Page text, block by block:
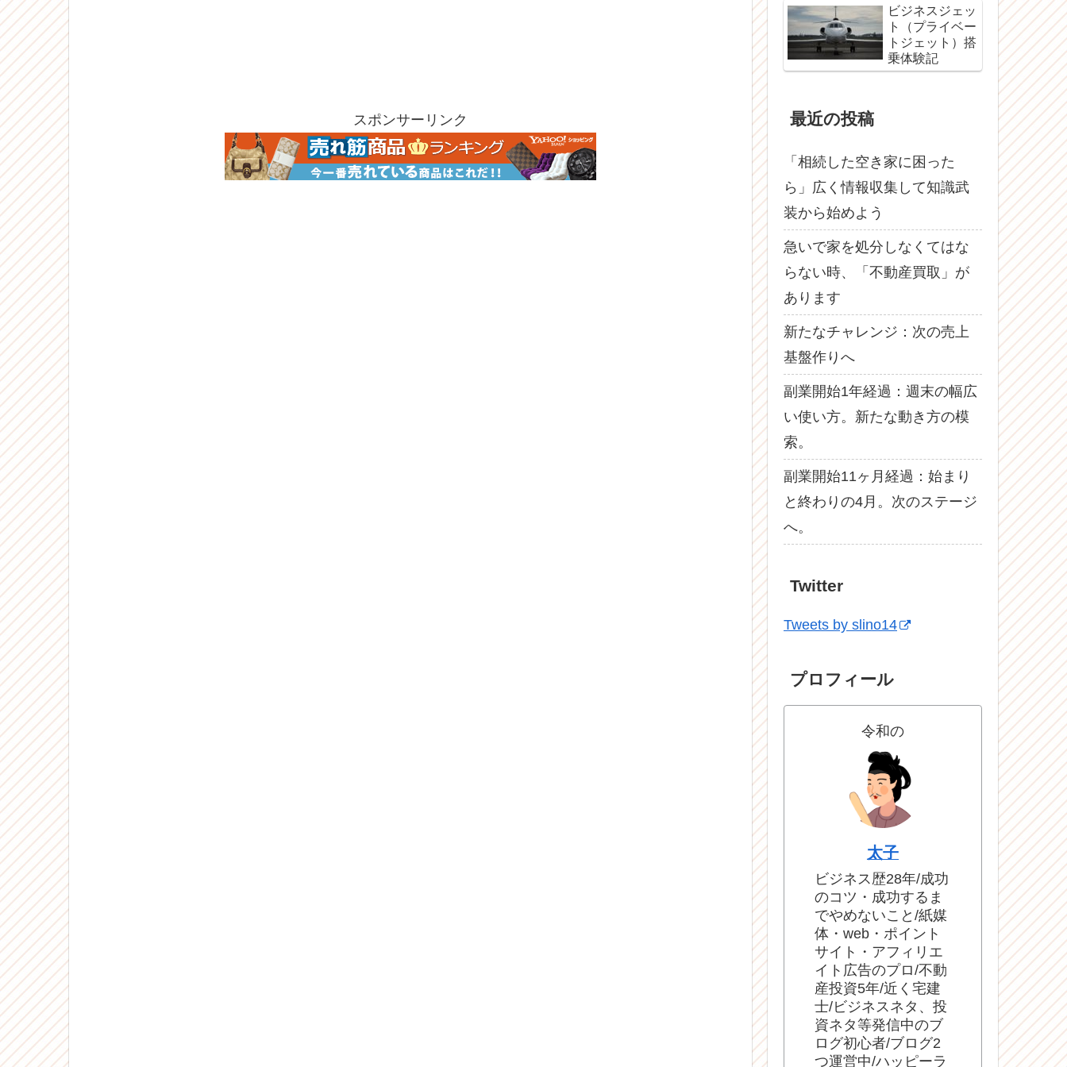
スポンサーリンク
ビジネスジェッ
ト（プライベー
トジェット）搭
乗体験記
最近の投稿
「相続した空き家に困った
ら」広く情報収集して知識武
装から始めよう
急いで家を処分しなくてはな
らない時、「不動産買取」が
あります
新たなチャレンジ：次の売上
基盤作りへ
副業開始1年経過：週末の幅広
い使い方。新たな動き方の模
索。
副業開始11ヶ月経過：始まり
と終わりの4月。次のステージ
へ。
Twitter
Tweets by slino14
プロフィール
令和の
太子
ビジネス歴28年/成功
のコツ・成功するま
でやめないこと/紙媒
体・web・ポイント
サイト・アフィリエ
イト広告のプロ/不動
産投資5年/近く宅建
士/ビジネスネタ、投
資ネタ等発信中のブ
ログ初心者/ブログ2
つ運営中/ハッピーラ